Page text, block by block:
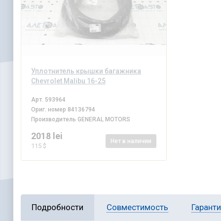
Уплотнитель крышки багажника
Chevrolet Malibu 16-25
Арт. 593964
Ориг. номер 84136794
Производитель GENERAL MOTORS
2018 lei
115 $
Нет в наличии
Подробности Совместимость